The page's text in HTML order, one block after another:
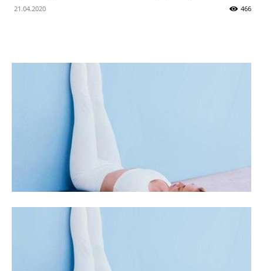
21.04.2020 466